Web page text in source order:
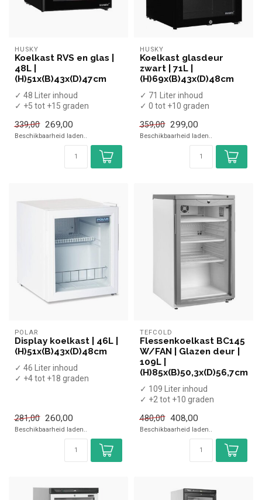
HUSKY
Koelkast RVS en glas |
48L |
(H)51x(B)43x(D)47cm
✓ 48 Liter inhoud
✓ +5 tot +15 graden
✓ Breedte 43 cm, diepte 47
c...
339,00 269,00
Beschikbaarheid laden..
HUSKY
Koelkast glasdeur
zwart | 71L |
(H)69x(B)43x(D)48cm
✓ 71 Liter inhoud
✓ 0 tot +10 graden
✓ Breedte 43 cm, diepte 48
cm...
359,00 299,00
Beschikbaarheid laden..
POLAR
Display koelkast | 46L |
(H)51x(B)43x(D)48cm
✓ 46 Liter inhoud
✓ +4 tot +18 graden
281,00 260,00
Beschikbaarheid laden..
TEFCOLD
Flessenkoelkast BC145
W/FAN | Glazen deur |
109L |
(H)85x(B)50,3x(D)56,7cm
✓ 109 Liter inhoud
✓ +2 tot +10 graden
✓ Breedte 50,3 cm, diep...
480,00 408,00
Beschikbaarheid laden..